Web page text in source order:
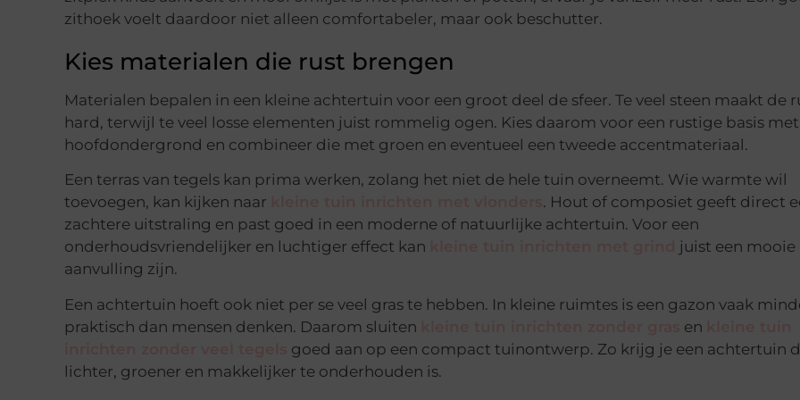
zithoek voelt daardoor niet alleen comfortabeler, maar ook beschutter.
Kies materialen die rust brengen
Materialen bepalen in een kleine achtertuin voor een groot deel de sfeer. Te veel steen maakt de
hard, terwijl te veel losse elementen juist rommelig ogen. Kies daarom voor een rustige basis met
hoofdondergrond en combineer die met groen en eventueel een tweede accentmateriaal.
Een terras van tegels kan prima werken, zolang het niet de hele tuin overneemt. Wie warmte wil
toevoegen, kan kijken naar
. Hout of composiet geeft direct
zachtere uitstraling en past goed in een moderne of natuurlijke achtertuin. Voor een
onderhoudsvriendelijker en luchtiger effect kan
juist een mooie
aanvulling zijn.
Een achtertuin hoeft ook niet per se veel gras te hebben. In kleine ruimtes is een gazon vaak
praktisch dan mensen denken. Daarom sluiten
en
goed aan op een compact tuinontwerp. Zo krijg je een achtertuin
lichter, groener en makkelijker te onderhouden is.